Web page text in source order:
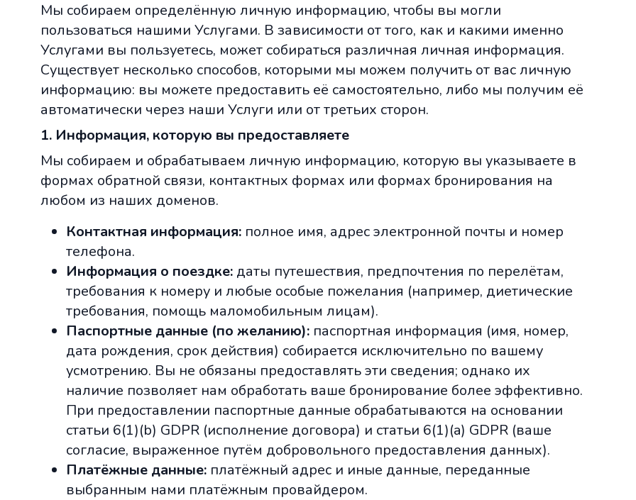
Мы собираем определённую личную информацию, чтобы вы могли
пользоваться нашими Услугами. В зависимости от того, как и какими именно
Услугами вы пользуетесь, может собираться различная личная информация.
Существует несколько способов, которыми мы можем получить от вас личную
информацию: вы можете предоставить её самостоятельно, либо мы получим её
автоматически через наши Услуги или от третьих сторон.
1. Информация, которую вы предоставляете
Мы собираем и обрабатываем личную информацию, которую вы указываете в
формах обратной связи, контактных формах или формах бронирования на
любом из наших доменов.
Контактная информация:полное имя, адрес электронной почты и номер
телефона.
Информация о поездке:даты путешествия, предпочтения по перелётам,
требования к номеру и любые особые пожелания (например, диетические
требования, помощь маломобильным лицам).
Паспортные данные (по желанию):паспортная информация (имя, номер,
дата рождения, срок действия) собирается исключительно по вашему
усмотрению. Вы не обязаны предоставлять эти сведения; однако их
наличие позволяет нам обработать ваше бронирование более эффективно.
При предоставлении паспортные данные обрабатываются на основании
статьи 6(1)(b) GDPR (исполнение договора) и статьи 6(1)(a) GDPR (ваше
согласие, выраженное путём добровольного предоставления данных).
Платёжные данные:платёжный адрес и иные данные, переданные
выбранным нами платёжным провайдером.